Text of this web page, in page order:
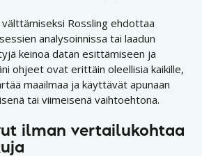
Rossling ehdottaa
analysoinnissa tai laadun
keinoa datan esittämiseen ja
ohjeet ovat erittäin oleellisia kaikille,
maailmaa ja käyttävät apunaan
tai viimeisenä vaihtoehtona.
ilman vertailukohtaa